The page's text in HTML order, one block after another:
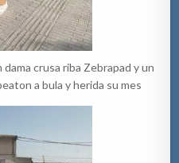
crusa riba Zebrapad y un
a bula y herida su mes